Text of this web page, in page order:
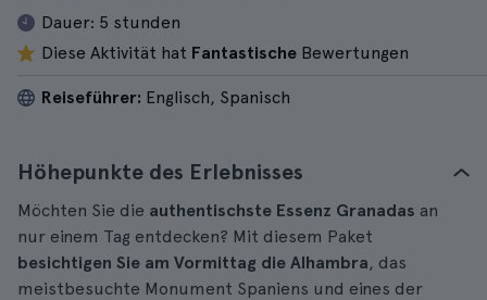
Dauer: 5 stunden
Diese Aktivität hat Fantastische Bewertungen
Reiseführer: Englisch, Spanisch
Höhepunkte des Erlebnisses
Möchten Sie die authentischste Essenz Granadas an
nur einem Tag entdecken? Mit diesem Paket
besichtigen Sie am Vormittag die Alhambra, das
meistbesuchte Monument Spaniens und eines der